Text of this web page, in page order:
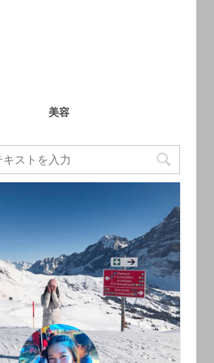
美容